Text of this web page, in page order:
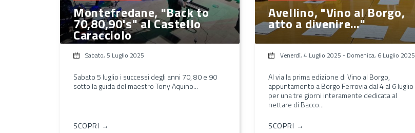
Montefredane, "Back to
70,80,90's" al Castello
Caracciolo
Sabato, 5 Luglio 2025
Sabato 5 luglio i successi degli anni 70, 80 e 90
sotto la guida del maestro Tony Aquino...
SCOPRI →
Avellino, "Vino al Borgo,
atto a divenire…"
Venerdì, 4 Luglio 2025 - Domenica, 6 Luglio 2025
Al via la prima edizione di Vino al Borgo,
appuntamento a Borgo Ferrovia dal 4 al 6 luglio
per una tre giorni interamente dedicata al
nettare di Bacco...
SCOPRI →